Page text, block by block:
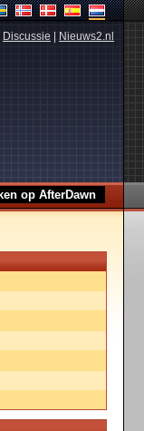
Discussie Nieuws2.nl